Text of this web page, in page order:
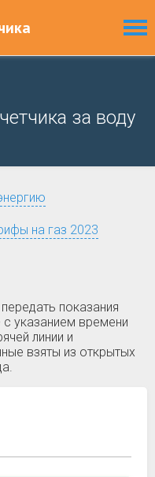
за воду
на газ 2023
показания
указанием времени
линии и
взяты из открытых